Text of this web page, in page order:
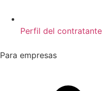
Perfil del contratante
Para empresas